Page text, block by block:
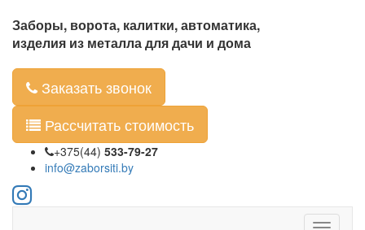
Заборы, ворота, калитки, автоматика,
изделия из металла для дачи и дома
Заказать звонок
Рассчитать стоимость
+375(44) 533-79-27
info@zaborsiti.by